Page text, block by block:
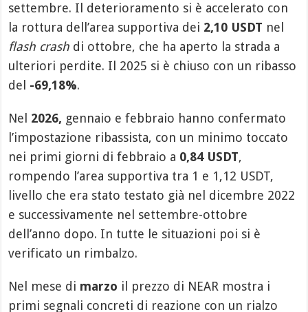
settembre. Il deterioramento si è accelerato con
la rottura dell’area supportiva dei 2,10 USDT nel
flash crash di ottobre, che ha aperto la strada a
ulteriori perdite. Il 2025 si è chiuso con un ribasso
del -69,18%.
Nel 2026, gennaio e febbraio hanno confermato
l’impostazione ribassista, con un minimo toccato
nei primi giorni di febbraio a 0,84 USDT,
rompendo l’area supportiva tra 1 e 1,12 USDT,
livello che era stato testato già nel dicembre 2022
e successivamente nel settembre-ottobre
dell’anno dopo. In tutte le situazioni poi si è
verificato un rimbalzo.
Nel mese di marzo il prezzo di NEAR mostra i
primi segnali concreti di reazione con un rialzo